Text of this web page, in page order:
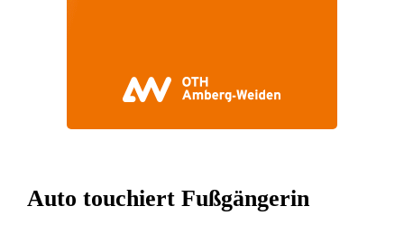
Auto touchiert Fußgängerin